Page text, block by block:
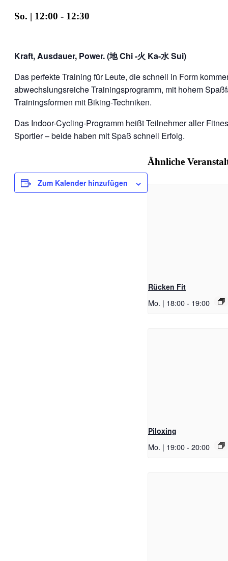
So. | 12:00 - 12:30
Kraft, Ausdauer, Power. (地 Chi -火 Ka-水 Sui)
Das perfekte Training für Leute, die schnell in Form
abwechslungsreiche Trainingsprogramm, mit hohem
Trainingsformen mit Biking-Techniken.
Das Indoor-Cycling-Programm heißt Teilnehmer aller
Sportler – beide haben mit Spaß schnell Erfolg.
Zum Kalender hinzufügen
Ähnliche
Rücken Fit
Mo. | 18:00- 19:00
Piloxing
Mo. | 19:00- 20:00